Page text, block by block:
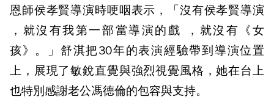
恩師侯孝賢導演時哽咽表示，「沒有侯孝賢導演
，就沒有我第一部當導演的戲 ，就沒有《女
孩》。」舒淇把30年的表演經驗帶到導演位置
上，展現了敏銳直覺與強烈視覺風格，她在台上
也特別感謝老公馮德倫的包容與支持。